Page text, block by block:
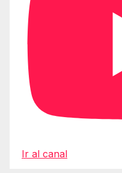
Ir al canal